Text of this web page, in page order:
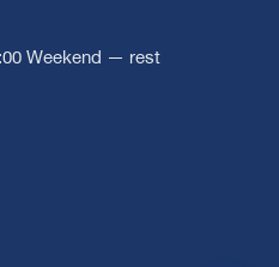
Weekend — rest